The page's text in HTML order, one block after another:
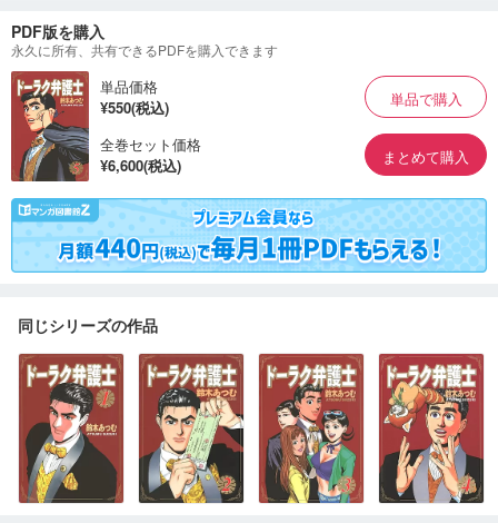
PDF版を購入
永久に所有、共有できるPDFを購入できます
単品価格
¥550(税込)
単品で購入
全巻セット価格
¥6,600(税込)
まとめて購入
同じシリーズの作品